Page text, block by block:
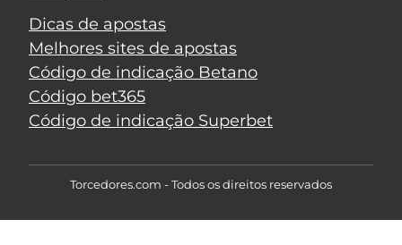
Dicas de apostas
Melhores sites de apostas
Código de indicação Betano
Código bet365
Código de indicação Superbet
Torcedores.com - Todos os direitos reservados